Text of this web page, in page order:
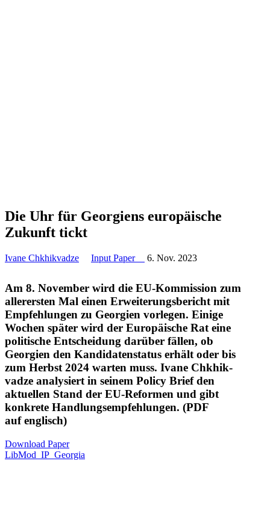
Die Uhr für Georgiens europäische
Zukunft tickt
Ivane Chkhikvadze Input Paper 6. Nov. 2023
Am 8. November wird die EU-Kommission zum
aller­ersten Mal einen Erwei­te­rungs­be­richt mit
Empfeh­lungen zu Georgien vorlegen. Einige
Wochen später wird der Europäische Rat eine
politische Entscheidung darüber fällen, ob
Georgien den Kandi­da­ten­status erhält oder bis
zum Herbst 2024 warten muss. Ivane Chkhik­
vadze analy­siert in seinem Policy Brief den
aktuellen Stand der EU-Reformen und gibt
konkrete Handlungs­emp­feh­lungen. (PDF
auf englisch)
Download Paper
LibMod_​IP_​Georgia